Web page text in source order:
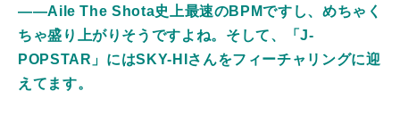
――Aile The Shota史上最速のBPMですし、めちゃく
ちゃ盛り上がりそうですよね。そして、「J-
POPSTAR」にはSKY-HIさんをフィーチャリングに迎
えてます。